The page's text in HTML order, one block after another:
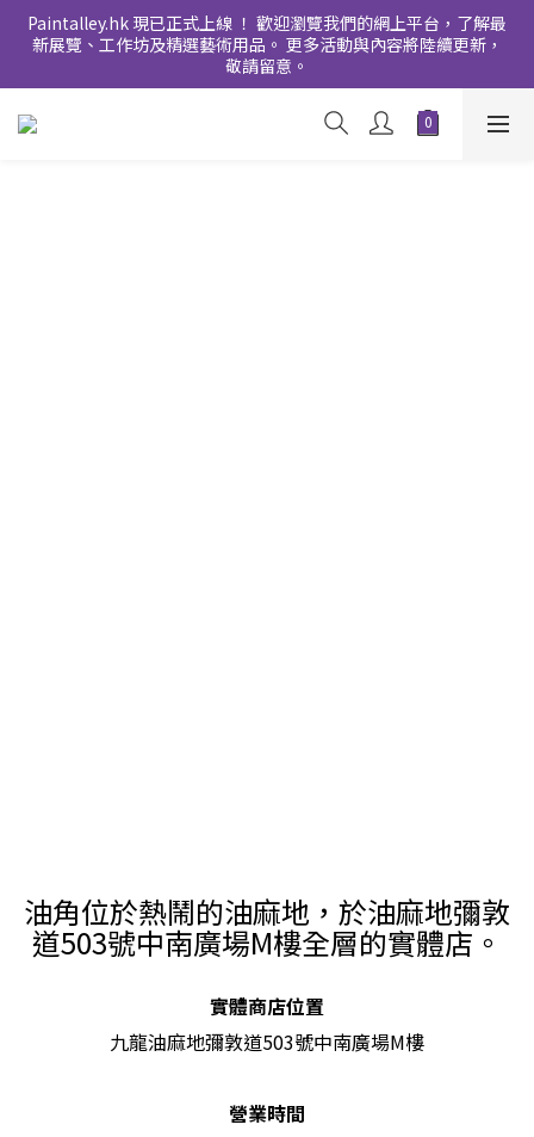
Paintalley.hk 現已正式上線 ！ 歡迎瀏覽我們的網上平台，了解最
新展覽、工作坊及精選藝術用品。 更多活動與內容將陸續更新，
敬請留意。
油角位於熱鬧的油麻地，於油麻地彌敦
道503號中南廣場M樓全層的實體店。
實體商店位置
九龍油麻地彌敦道503號中南廣場M樓
營業時間